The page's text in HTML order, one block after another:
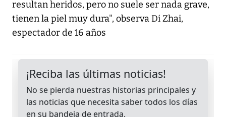
resultan heridos, pero no suele ser nada grave,
tienen la piel muy dura", observa Di Zhai,
espectador de 16 años